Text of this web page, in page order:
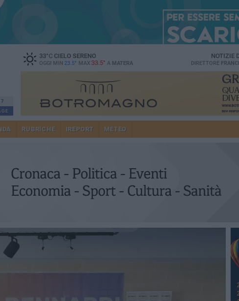
33°CCIELO SERENO
OGGI MIN 23.5° MAX 33.5° A MATERA
NOTIZIE
DIRETTORE
RUBRICHE IREPORT METEO